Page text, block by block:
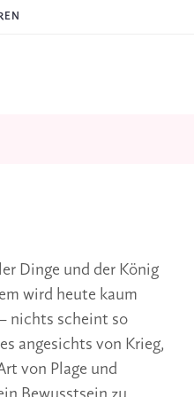
Dinge und der König
wird heute kaum
nichts scheint so
angesichts von Krieg,
von Plage und